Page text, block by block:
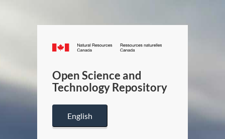
Canada.ca
/
Canada
Open Science and
Technology Repository
English